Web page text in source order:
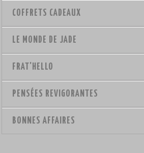
COFFRETS CADEAUX
LE MONDE DE JADE
FRAT'HELLO
PENSÉES REVIGORANTES
BONNES AFFAIRES